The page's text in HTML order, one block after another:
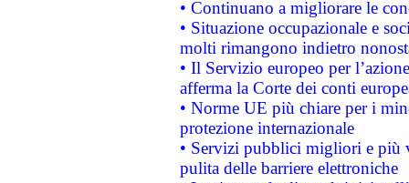
• Continuano a migliorare le
• Situazione occupazionale e
molti rimangono indietro
• Il Servizio europeo per
afferma la Corte dei conti
• Norme UE più chiare per i
protezione internazionale
• Servizi pubblici migliori e più
pulita delle barriere elettroniche